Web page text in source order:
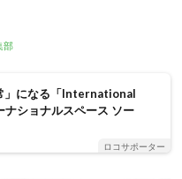
部
」になる「International
ショナルスペース ソー
ロコサポーター